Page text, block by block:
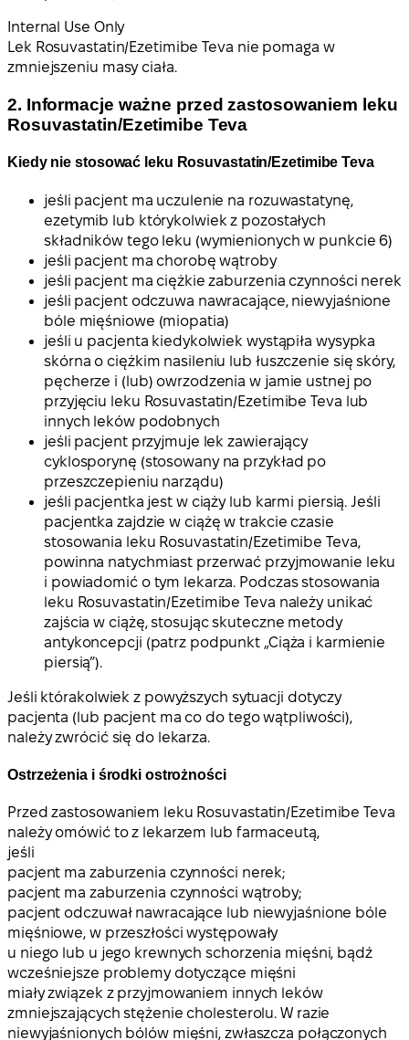
Internal Use Only
Lek Rosuvastatin/Ezetimibe Teva nie pomaga w
zmniejszeniu masy ciała.
2. Informacje ważne przed zastosowaniem leku
Rosuvastatin/Ezetimibe Teva
Kiedy nie stosować leku Rosuvastatin/Ezetimibe Teva
jeśli pacjent ma uczulenie na rozuwastatynę,
ezetymib lub którykolwiek z pozostałych
składników tego leku (wymienionych w punkcie 6)
jeśli pacjent ma chorobę wątroby
jeśli pacjent ma ciężkie zaburzenia czynności nerek
jeśli pacjent odczuwa nawracające, niewyjaśnione
bóle mięśniowe (miopatia)
jeśli u pacjenta kiedykolwiek wystąpiła wysypka
skórna o ciężkim nasileniu lub łuszczenie się skóry,
pęcherze i (lub) owrzodzenia w jamie ustnej po
przyjęciu leku Rosuvastatin/Ezetimibe Teva lub
innych leków podobnych
jeśli pacjent przyjmuje lek zawierający
cyklosporynę (stosowany na przykład po
przeszczepieniu narządu)
jeśli pacjentka jest w ciąży lub karmi piersią. Jeśli
pacjentka zajdzie w ciążę w trakcie czasie
stosowania leku Rosuvastatin/Ezetimibe Teva,
powinna natychmiast przerwać przyjmowanie leku
i powiadomić o tym lekarza. Podczas stosowania
leku Rosuvastatin/Ezetimibe Teva należy unikać
zajścia w ciążę, stosując skuteczne metody
antykoncepcji (patrz podpunkt „Ciąża i karmienie
piersią”).
Jeśli którakolwiek z powyższych sytuacji dotyczy
pacjenta (lub pacjent ma co do tego wątpliwości),
należy zwrócić się do lekarza.
Ostrzeżenia i środki ostrożności
Przed zastosowaniem leku Rosuvastatin/Ezetimibe Teva
należy omówić to z lekarzem lub farmaceutą,
jeśli
pacjent ma zaburzenia czynności nerek;
pacjent ma zaburzenia czynności wątroby;
pacjent odczuwał nawracające lub niewyjaśnione bóle
mięśniowe, w przeszłości występowały
u niego lub u jego krewnych schorzenia mięśni, bądź
wcześniejsze problemy dotyczące mięśni
miały związek z przyjmowaniem innych leków
zmniejszających stężenie cholesterolu. W razie
niewyjaśnionych bólów mięśni, zwłaszcza połączonych